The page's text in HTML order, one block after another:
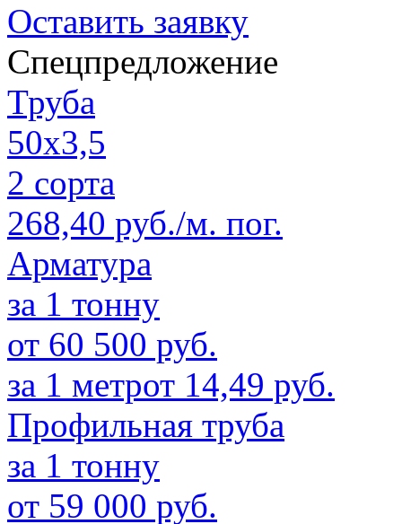
Оставить заявку
Спецпредложение
Труба
50х3,5
2 сорта
268,40 руб./м. пог.
Арматура
за 1 тонну
от 60 500 руб.
за 1 метрот 14,49 руб.
Профильная труба
за 1 тонну
от 59 000 руб.